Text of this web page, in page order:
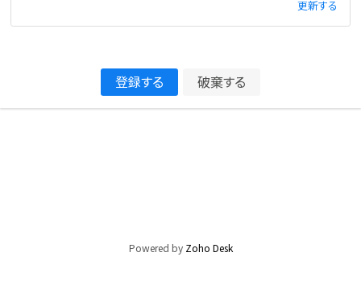
更新する
登録する 破棄する
Powered by Zoho Desk